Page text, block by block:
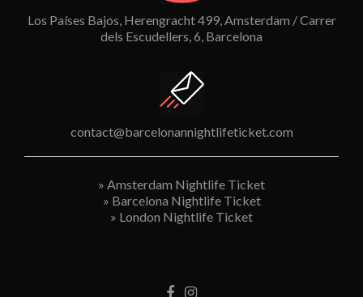
Los Países Bajos, Herengracht 499, Amsterdam / Carrer
dels Escudellers, 6, Barcelona
contact@barcelonannightlifeticket.com
» Amsterdam Nightlife Ticket
» Barcelona Nightlife Ticket
» London Nightlife Ticket